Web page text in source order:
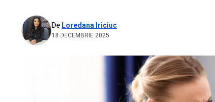
De Loredana Iriciuc
18 DECEMBRIE 2025